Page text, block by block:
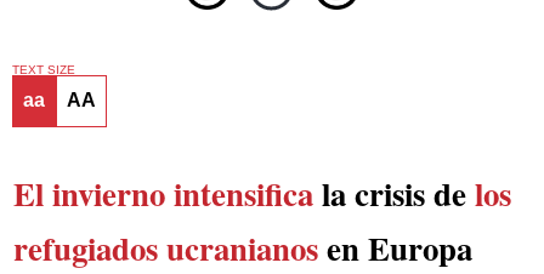
TEXT SIZE
aa AA
El invierno intensificala crisis delos
refugiados ucranianosen Europa